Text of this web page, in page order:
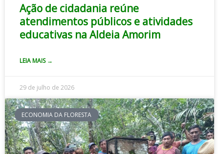
Ação de cidadania reúne
atendimentos públicos e atividades
educativas na Aldeia Amorim
LEIA MAIS →
29 de julho de 2026
ECONOMIA DA FLORESTA